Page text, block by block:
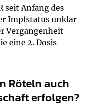
seit Anfang des
Impfstatus unklar
Vergangenheit
eine 2. Dosis
Röteln auch
erfolgen?